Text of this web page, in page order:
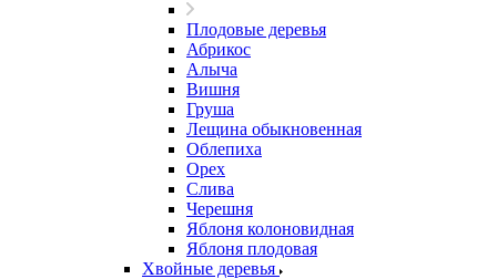
Плодовые деревья
Абрикос
Алыча
Вишня
Груша
Лещина обыкновенная
Облепиха
Орех
Слива
Черешня
Яблоня колоновидная
Яблоня плодовая
Хвойные деревья